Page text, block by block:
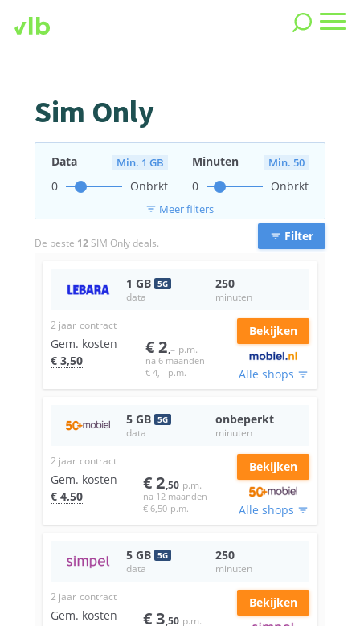
Sim Only
Data Min. 1 GB
0 Onbrkt
Minuten Min. 50
0 Onbrkt
filter_list Meer filters
De beste 12SIM Only deals. filter_list Filter
1 GB 5G
data
250
minuten
2 jaar contract
€2,– p.m.
na 6 maanden
€ 4,– p.m.
Gem. kosten
€ 3,50
Bekijken
Alle shops filter_list
5 GB 5G
data
onbeperkt
minuten
2 jaar contract
€2,50 p.m.
na 12 maanden
€ 6,50 p.m.
Gem. kosten
€ 4,50
Bekijken
Alle shops filter_list
5 GB 5G
data
250
minuten
2 jaar contract
€3,50 p.m.
Gem. kosten
Bekijken